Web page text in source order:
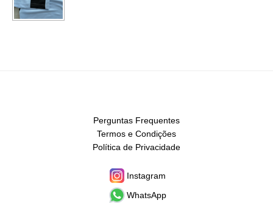
Perguntas Frequentes
Termos e Condições
Política de Privacidade
Instagram
WhatsApp